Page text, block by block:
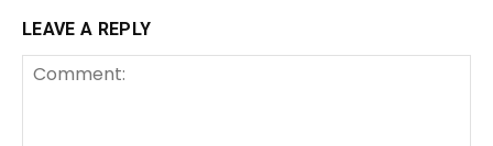
LEAVE A REPLY